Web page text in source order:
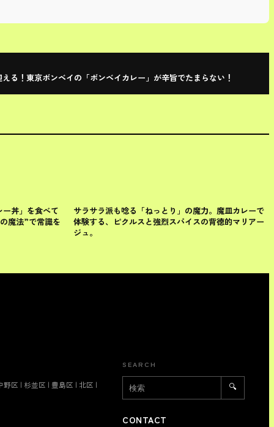
る！東京ボンベイの「ボンベイカレー」が辛旨でたまらない！
丼」を食べて
魔法”で常識を
目黒区
サラサラ派も唸る「ねっとり」の魔力。魔皿カレーで
体験する、ピクルスと強烈スパイスの背徳的マリアー
ジュ。
野区 | 杉並区 | 豊島区 | 北区 |
SEARCH
🔍
CONTACT